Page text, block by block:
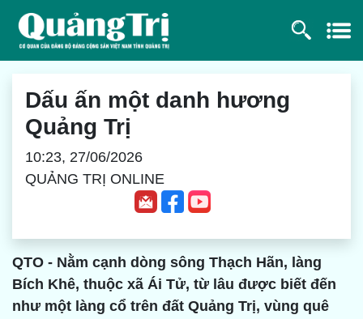
Dấu ấn một danh hương
Quảng Trị
10:23, 27/06/2026
QUẢNG TRỊ ONLINE
QTO - Nằm cạnh dòng sông Thạch Hãn, làng
Bích Khê, thuộc xã Ái Tử, từ lâu được biết đến
như một làng cổ trên đất Quảng Trị, vùng quê